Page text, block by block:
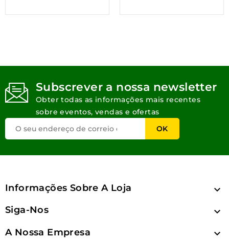
Subscrever a nossa newsletter
Obter todas as informações mais recentes
sobre eventos, vendas e ofertas
Informações Sobre A Loja 
Siga-Nos 
A Nossa Empresa 